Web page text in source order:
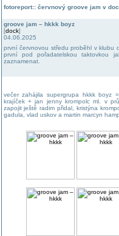
fotoreport:: červnový groove jam v
groove jam – hkkk boyz
[dock]
04.06.2025
první červnovou středu proběhl v klubu
první pod pořadatelskou taktovkou
zaznamenat.
večer zahájila supergrupa hkkk boyz
krajíček + jan jenny krompolc ml. v
zapojit ještě radim přidal, kristýna
gadula, vlad uskov a martin marcyn